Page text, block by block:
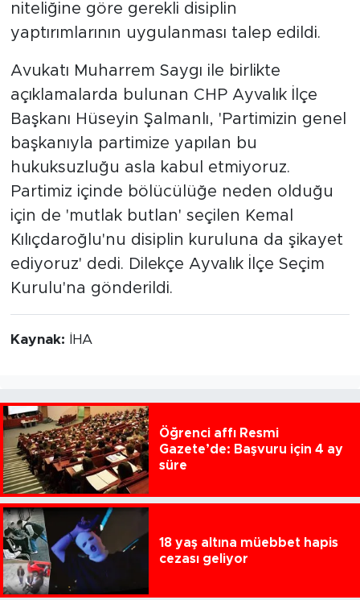
niteliğine göre gerekli disiplin
yaptırımlarının uygulanması talep edildi.
Avukatı Muharrem Saygı ile birlikte
açıklamalarda bulunan CHP Ayvalık İlçe
Başkanı Hüseyin Şalmanlı, 'Partimizin genel
başkanıyla partimize yapılan bu
hukuksuzluğu asla kabul etmiyoruz.
Partimiz içinde bölücülüğe neden olduğu
için de 'mutlak butlan' seçilen Kemal
Kılıçdaroğlu'nu disiplin kuruluna da şikayet
ediyoruz' dedi. Dilekçe Ayvalık İlçe Seçim
Kurulu'na gönderildi.
Kaynak: İHA
Öğrenci affı Resmi
Gazete’de: Başvuru için 4 ay
süre
18 yaş altına müebbet hapis
cezası geliyor